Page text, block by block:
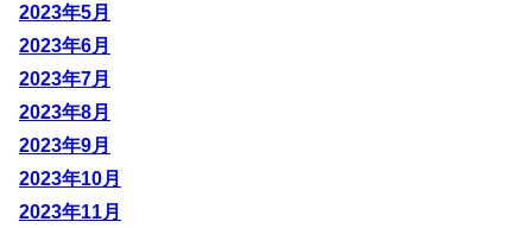
2023年5月
2023年6月
2023年7月
2023年8月
2023年9月
2023年10月
2023年11月